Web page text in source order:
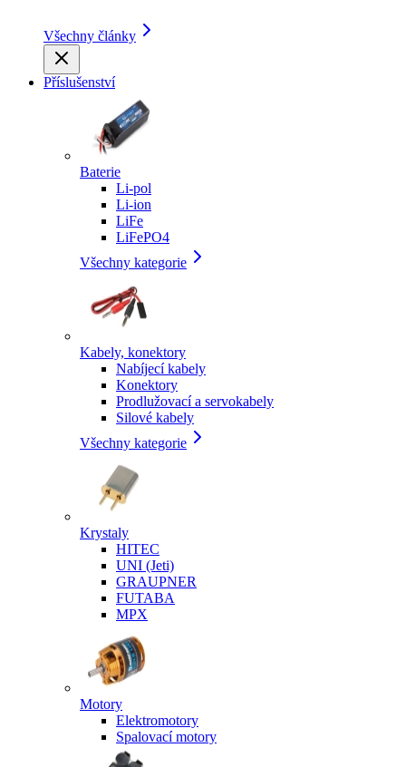
Všechny články
Příslušenství
Baterie
Li-pol
Li-ion
LiFe
LiFePO4
Všechny kategorie
Kabely, konektory
Nabíjecí kabely
Konektory
Prodlužovací a servokabely
Silové kabely
Všechny kategorie
Krystaly
HITEC
UNI (Jeti)
GRAUPNER
FUTABA
MPX
Motory
Elektromotory
Spalovací motory